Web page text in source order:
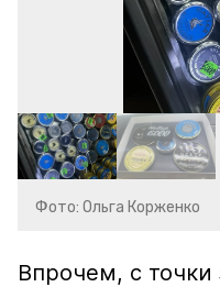
Фото: Ольга Корженко
Впрочем, с точки